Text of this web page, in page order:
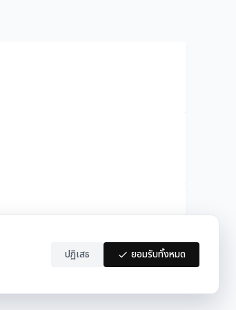
ปฏิเสธ ยอมรับทั้งหมด